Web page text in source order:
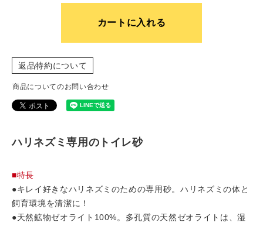
カートに入れる
返品特約について
商品についてのお問い合わせ
ハリネズミ専用のトイレ砂
■特長
●キレイ好きなハリネズミのための専用砂。ハリネズミの体と
飼育環境を清潔に！
●天然鉱物ゼオライト100%。多孔質の天然ゼオライトは、湿